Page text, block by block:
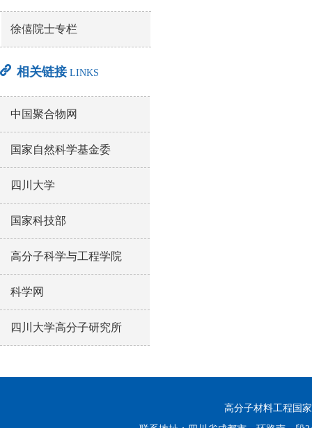
徐僖院士专栏
相关链接LINKS
中国聚合物网
国家自然科学基金委
四川大学
国家科技部
高分子科学与工程学院
科学网
四川大学高分子研究所
高分子材料工程国